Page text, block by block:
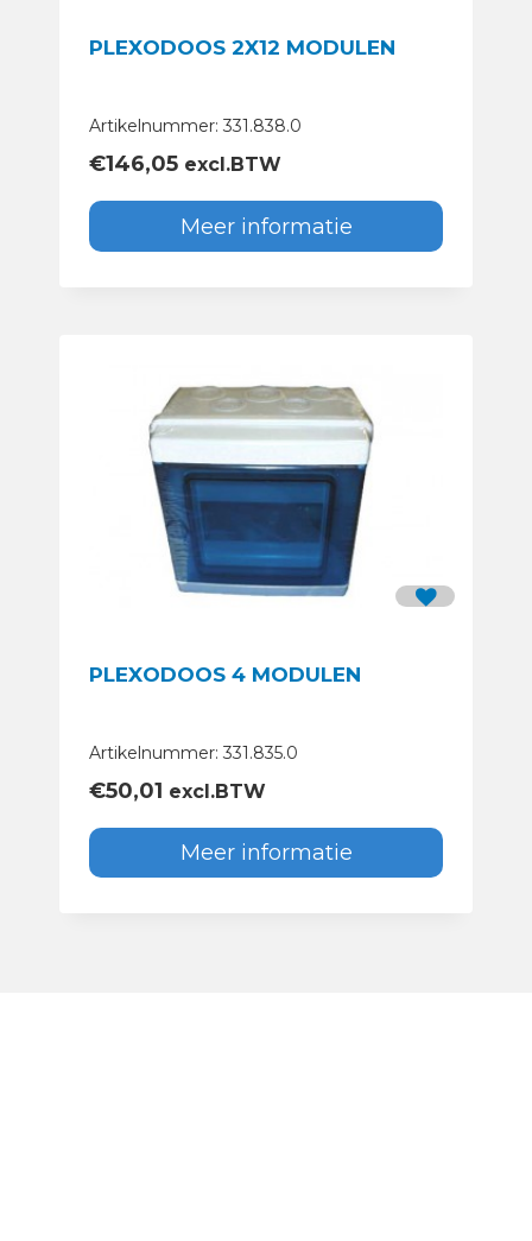
PLEXODOOS 2X12 MODULEN
Artikelnummer: 331.838.0
€146,05 excl.BTW
Meer informatie
PLEXODOOS 4 MODULEN
Artikelnummer: 331.835.0
€50,01 excl.BTW
Meer informatie